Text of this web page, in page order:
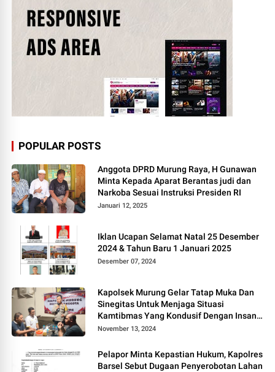
POPULAR POSTS
Anggota DPRD Murung Raya, H Gunawan
Minta Kepada Aparat Berantas judi dan
Narkoba Sesuai Instruksi Presiden RI
Januari 12, 2025
Iklan Ucapan Selamat Natal 25 Desember
2024 & Tahun Baru 1 Januari 2025
Desember 07, 2024
Kapolsek Murung Gelar Tatap Muka Dan
Sinegitas Untuk Menjaga Situasi
Kamtibmas Yang Kondusif Dengan Insan
Pers
November 13, 2024
Pelapor Minta Kepastian Hukum, Kapolres
Barsel Sebut Dugaan Penyerobotan Lahan